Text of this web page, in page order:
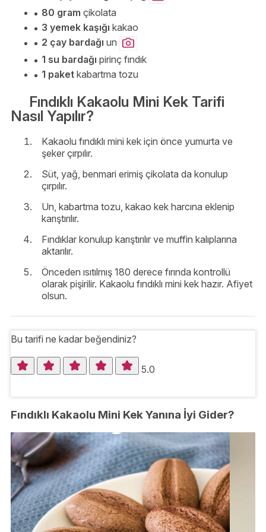
80 gram çikolata
3 yemek kaşığı kakao
2 çay bardağı un
1 su bardağı pirinç fındık
1 paket kabartma tozu
Fındıklı Kakaolu Mini Kek Tarifi
Nasıl Yapılır?
Kakaolu fındıklı mini kek için önce yumurta ve
şeker çırpılır.
Süt, yağ, benmari erimiş çikolata da konulup
çırpılır.
Un, kabartma tozu, kakao kek harcına eklenip
karıştırılır.
Fındıklar konulup karıştırılır ve muffin kalıplarına
aktarılır.
Önceden ısıtılmış 180 derece fırında kontrollü
olarak pişirilir. Kakaolu fındıklı mini kek hazır. Afiyet
olsun.
Bu tarifi ne kadar beğendiniz?
5.0
Fındıklı Kakaolu Mini Kek Yanına İyi Gider?